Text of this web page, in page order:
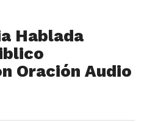
Hablada
Oración Audio